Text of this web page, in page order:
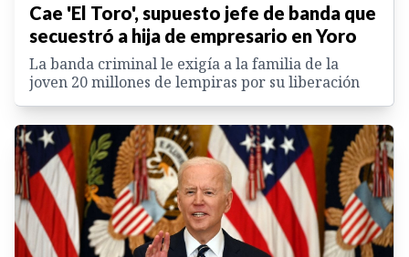
Cae 'El Toro', supuesto jefe de banda que
secuestró a hija de empresario en Yoro
La banda criminal le exigía a la familia de la
joven 20 millones de lempiras por su liberación